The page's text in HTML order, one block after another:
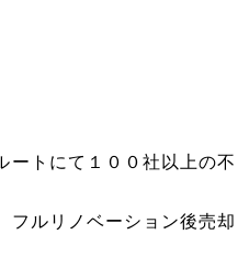
ートにて１００社以上の不
フルリノベーション後売却